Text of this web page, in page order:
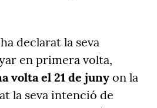
declarat la seva
en primera volta,
volta el 21 de juny on la
la seva intenció de